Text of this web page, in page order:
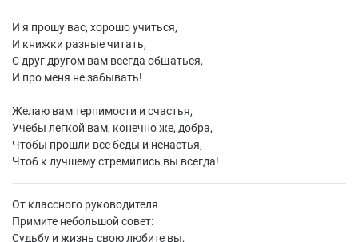
И я прошу вас, хорошо учиться,
И книжки разные читать,
С друг другом вам всегда общаться,
И про меня не забывать!
Желаю вам терпимости и счастья,
Учебы легкой вам, конечно же, добра,
Чтобы прошли все беды и ненастья,
Чтоб к лучшему стремились вы всегда!
От классного руководителя
Примите небольшой совет:
Судьбу и жизнь свою любите вы,